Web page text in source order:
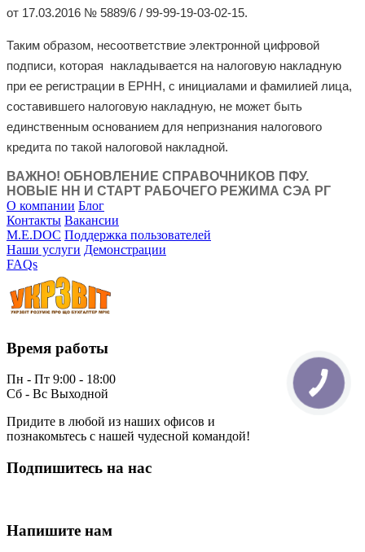
от 17.03.2016 № 5889/6 / 99-99-19-03-02-15.
Таким образом, несоответствие электронной цифровой
подписи, которая накладывается на налоговую накладную
при ее регистрации в ЕРНН, с инициалами и фамилией лица,
составившего налоговую накладную, не может быть
единственным основанием для непризнания налогового
кредита по такой налоговой накладной.
ВАЖНО! ОБНОВЛЕНИЕ СПРАВОЧНИКОВ ПФУ.
НОВЫЕ НН И СТАРТ РАБОЧЕГО РЕЖИМА СЭА РГ
О компании Блог
Контакты Вакансии
M.E.DOC Поддержка пользователей
Наши услуги Демонстрации
FAQs
Время работы
Пн - Пт 9:00 - 18:00
Сб - Вс Выходной
Придите в любой из наших офисов и
познакомьтесь с нашей чудесной командой!
Подпишитесь на нас
Напишите нам